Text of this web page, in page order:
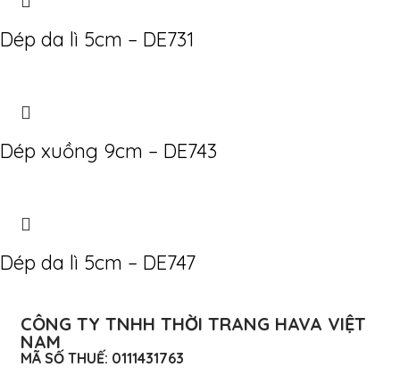
Dép da lì 5cm – DE731
Dép xuồng 9cm – DE743
Dép da lì 5cm – DE747
CÔNG TY TNHH THỜI TRANG HAVA VIỆT
NAM
MÃ SỐ THUẾ: 0111431763